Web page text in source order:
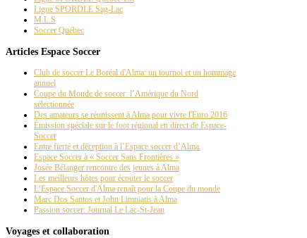
Ligue SPORDLE Sag-Lac
M.L.S
Soccer Québec
Articles Espace Soccer
Club de soccer Le Boréal d'Alma: un tournoi et un hommage
annuel
Coupe du Monde de soccer: l’Amérique du Nord
sélectionnée
Des amateurs se réunissent à Alma pour vivre l'Euro 2016
Émission spéciale sur le foot régional en direct de Espace-
Soccer
Entre fierté et déception à l’Espace soccer d’Alma
Espace Soccer à « Soccer Sans Frontières »
Josée Bélanger rencontre des jeunes à Alma
Les meilleurs hôtes pour écouter le soccer
L’Espace Soccer d'Alma renaît pour la Coupe du monde
Marc Dos Santos et John Limniatis à Alma
Passion soccer: Journal Le Lac-St-Jean
Voyages et collaboration